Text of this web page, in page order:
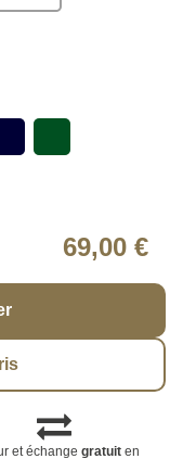
69,00 €
et échangegratuit en